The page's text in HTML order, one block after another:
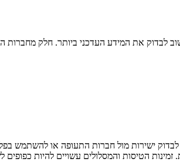
לבדוק את המידע העדכני ביותר. חלק
ישירות מול חברות התעופה או להשתמש
הטיסות והמסלולים עשויים להיות כפופים